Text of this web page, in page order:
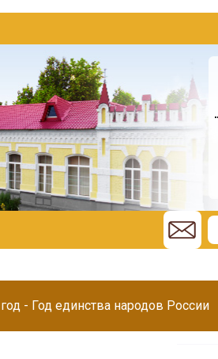
- Год единства народов России